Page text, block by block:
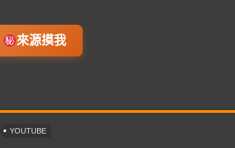
來源摸我
YOUTUBE